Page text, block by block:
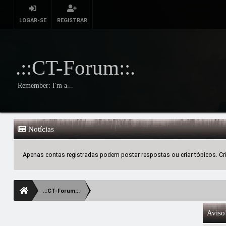
LOGAR-SE REGISTRAR
.::CT-Forum::.
Remember: I'm a...
Notícias
Apenas contas registradas podem postar respostas ou criar tópicos.
.::CT-Forum::.